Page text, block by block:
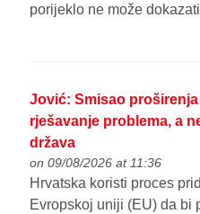
porijeklo ne može
Jović: Smisao
rješavanje problema, a
država
on 09/08/2026 at 11:36
Hrvatska koristi proces
Evropskoj uniji (EU) da bi